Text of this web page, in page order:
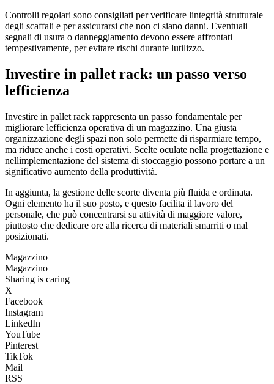
Controlli regolari sono consigliati per verificare lintegrità strutturale
degli scaffali e per assicurarsi che non ci siano danni. Eventuali
segnali di usura o danneggiamento devono essere affrontati
tempestivamente, per evitare rischi durante lutilizzo.
Investire in pallet rack: un passo verso
lefficienza
Investire in pallet rack rappresenta un passo fondamentale per
migliorare lefficienza operativa di un magazzino. Una giusta
organizzazione degli spazi non solo permette di risparmiare tempo,
ma riduce anche i costi operativi. Scelte oculate nella progettazione e
nellimplementazione del sistema di stoccaggio possono portare a un
significativo aumento della produttività.
In aggiunta, la gestione delle scorte diventa più fluida e ordinata.
Ogni elemento ha il suo posto, e questo facilita il lavoro del
personale, che può concentrarsi su attività di maggiore valore,
piuttosto che dedicare ore alla ricerca di materiali smarriti o mal
posizionati.
Magazzino
Magazzino
Sharing is caring
X
Facebook
Instagram
LinkedIn
YouTube
Pinterest
TikTok
Mail
RSS